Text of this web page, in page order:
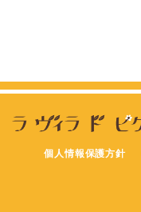
個人情報保護方針